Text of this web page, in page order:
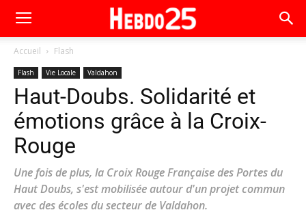
Accueil Flash
Flash Vie Locale Valdahon
Haut-Doubs. Solidarité et
émotions grâce à la Croix-
Rouge
Une fois de plus, la Croix Rouge Française des Portes du
Haut Doubs, s'est mobilisée autour d'un projet commun
avec des écoles du secteur de Valdahon.